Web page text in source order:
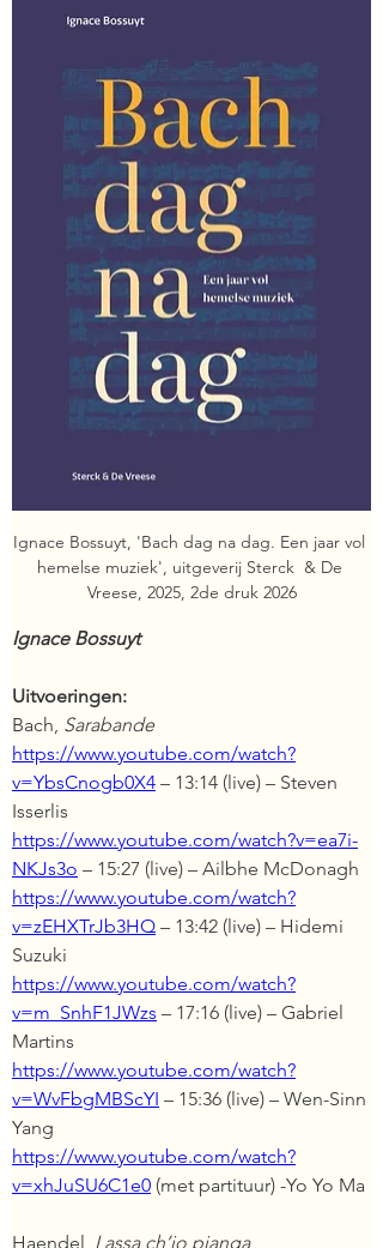
Ignace Bossuyt, 'Bach dag na dag. Een jaar vol
hemelse muziek', uitgeverij Sterck  & De
Vreese, 2025, 2de druk 2026
Ignace Bossuyt
Uitvoeringen:
Bach, Sarabande
https://www.youtube.com/watch?
v=YbsCnogb0X4 – 13:14 (live) – Steven
Isserlis
https://www.youtube.com/watch?v=ea7i-
NKJs3o – 15:27 (live) – Ailbhe McDonagh
https://www.youtube.com/watch?
v=zEHXTrJb3HQ – 13:42 (live) – Hidemi
Suzuki
https://www.youtube.com/watch?
v=m_SnhF1JWzs – 17:16 (live) – Gabriel
Martins
https://www.youtube.com/watch?
v=WvFbgMBScYI – 15:36 (live) – Wen-Sinn
Yang
https://www.youtube.com/watch?
v=xhJuSU6C1e0 (met partituur) -Yo Yo Ma
Haendel, Lassa ch’io pianga